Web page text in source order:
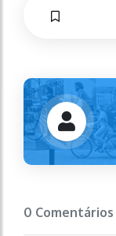
0 Comentários